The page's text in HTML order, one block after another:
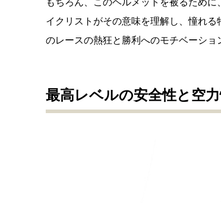
イクリストがその意味を理解し、憧れ
のレースの熱狂と勝利へのモチベーショ
最高レベルの安全性と空